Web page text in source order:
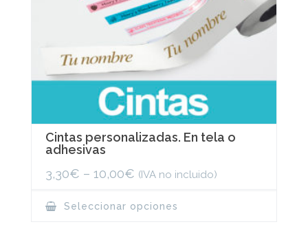
Cintas personalizadas. En tela o
adhesivas
3,30€ – 10,00€ (IVA no incluido)
Seleccionar opciones